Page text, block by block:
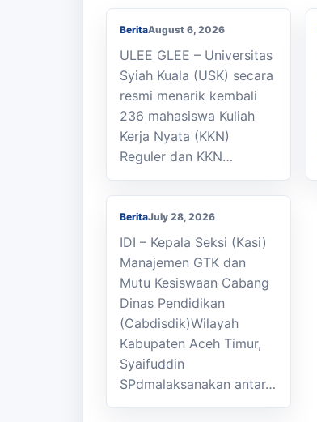
BeritaAugust 6, 2026
ULEE GLEE – Universitas
Syiah Kuala (USK) secara
resmi menarik kembali
236 mahasiswa Kuliah
Kerja Nyata (KKN)
Reguler dan KKN…
Kasi Cabdisdik
Kabupaten Aceh Timur
Antar Tugas Kepala
SMKN 1 Julok
BeritaJuly 28, 2026
IDI – Kepala Seksi (Kasi)
Manajemen GTK dan
Mutu Kesiswaan Cabang
Dinas Pendidikan
(Cabdisdik)Wilayah
Kabupaten Aceh Timur,
Syaifuddin
SPdmalaksanakan antar…